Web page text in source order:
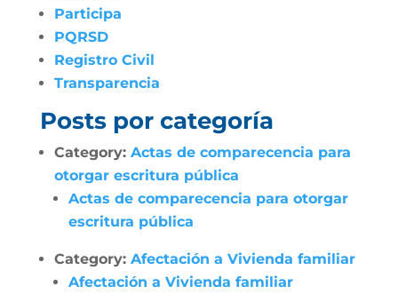
Participa
PQRSD
Registro Civil
Transparencia
Posts por categoría
Category: Actas de comparecencia para
otorgar escritura pública
Actas de comparecencia para otorgar
escritura pública
Category: Afectación a Vivienda familiar
Afectación a Vivienda familiar